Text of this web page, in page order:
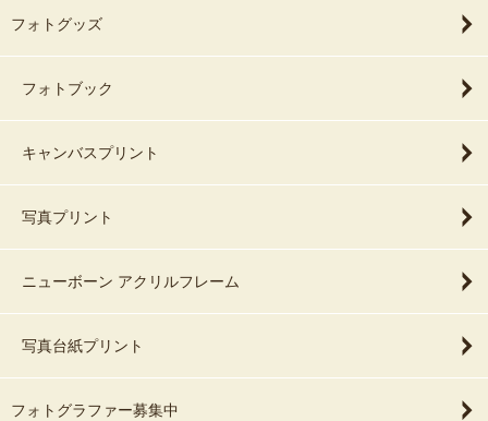
フォトグッズ
フォトブック
キャンバスプリント
写真プリント
ニューボーン アクリルフレーム
写真台紙プリント
フォトグラファー募集中